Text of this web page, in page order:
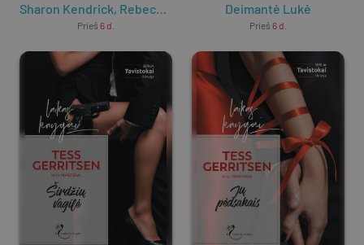
Sharon Kendrick, Rebecca York
Prieš 6 d.
Deimantė Lukė
Prieš 6 d.